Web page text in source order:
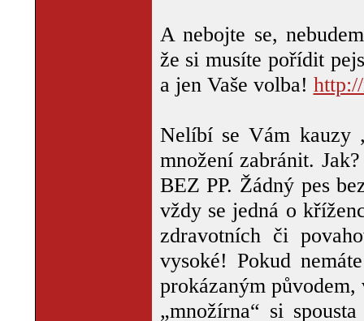
A nebojte se,
že si musíte pořídit
a jen Vaše volba!
Nelíbí se Vám kauzy
množení zabránit.
BEZ PP. Žádný pes
vždy se jedná o
zdravotních či
vysoké! Pokud
prokázaným
„množírna“ si